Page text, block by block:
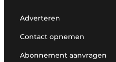
Adverteren
Contact opnemen
Abonnement aanvragen